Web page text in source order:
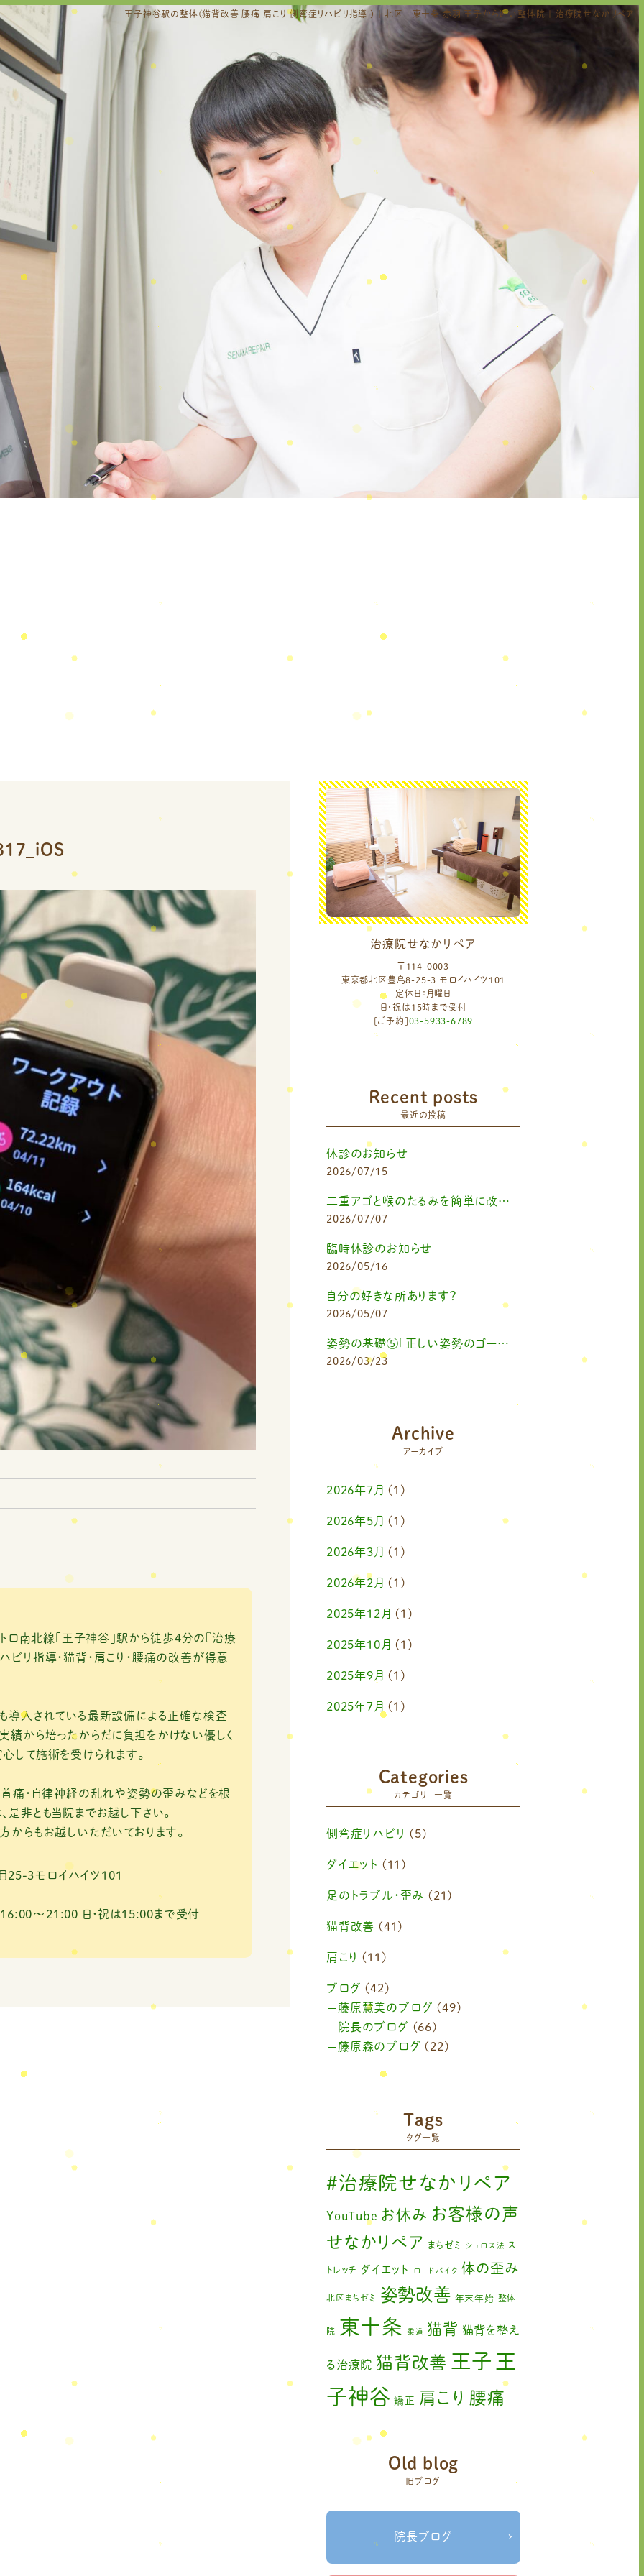
王子神谷駅の整体(猫背改善 腰痛 肩こり 側弯症リハビリ指導 ) | 北区 東十条 赤羽 王子から近い整体院 | 治療院せなかリペア
子神谷」駅から徒歩4分の『治療
ビリ指導・猫背・肩こり・腰痛の改善が得意
導入されている最新設備による正確な検査
績から培ったからだに負担をかけない優しく
して施術を受けられます。
首痛・自律神経の乱れや姿勢の歪みなどを根
是非とも当院までお越し下さい。
らもお越しいただいております。
25-3モロイハイツ101
～21:00 日・祝は15:00まで受付
治療院せなかリペア
〒114-0003
東京都北区豊島8-25-3 モロイハイツ101
定休日：月曜日
日・祝は15時まで受付
[ご予約] 03-5933-6789
Recent posts
最近の投稿
休診のお知らせ
2026/07/15
二重アゴと喉のたるみを簡単に改善したいなら
2026/07/07
臨時休診のお知らせ
2026/05/16
自分の好きな所あります？
2026/05/07
姿勢の基礎⑤「正しい姿勢のゴールを知る（正しい姿勢とは？）」
2026/03/23
Archive
アーカイブ
2026年7月 (1)
2026年5月 (1)
2026年3月 (1)
2026年2月 (1)
2025年12月 (1)
2025年10月 (1)
2025年9月 (1)
2025年7月 (1)
2025年4月(1)
(1)
2025年1月 (1)
2024年11月(1)
2024年10月 (1)
2024年8月 (1)
2024年6月(1)
2024年4月(1)
2024年3月(2)
2024年2月(1)
2024年1月(1)
2023年11月
2023年5月
2023年2月 (1)
2023年1月(2)
2022年11月(1)
2022年10月(1)
2022年9月(1)
2022年7月
2022年5月(2)
2022年4月 (2)
Categories
カテゴリー一覧
側弯症リハビリ (5)
ダイエット (11)
足のトラブル・歪み (21)
猫背改善 (41)
肩こり (11)
ブログ (42)
藤原慧美のブログ (49)
院長のブログ (66)
藤原森のブログ (22)
Tags
タグ一覧
#治療院せなかリペア
YouTube お休み お客様の声
せなかリペア まちゼミ シュロス法 ス
トレッチ ダイエット ロードバイク 体の歪み
北区まちゼミ 姿勢改善 年末年始 整体
院 東十条 柔道 猫背 猫背を整え
る治療院 猫背改善 王子 王
子神谷 矯正 肩こり 腰痛
膝の痛み
赤羽 足の歪み改善
＃せなかリペア
ねこぜを整える＃季節の変わり目＃ケガの対処
法 ＃治療院せなかリペア＃ねこぜを整
Old blog
旧ブログ
院長ブログ